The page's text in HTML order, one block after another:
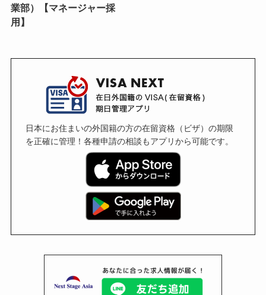
業部）【マネージャー採
用】
日本にお住まいの外国籍の方の在留資格（ビザ）の期限
を正確に管理！各種申請の相談もアプリから可能です。